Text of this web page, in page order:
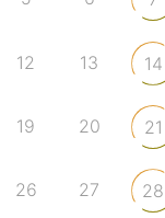
12 13 14
19 20 21
26 27 28